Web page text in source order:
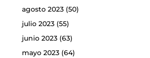
agosto 2023(50)
julio 2023(55)
junio 2023(63)
mayo 2023(64)